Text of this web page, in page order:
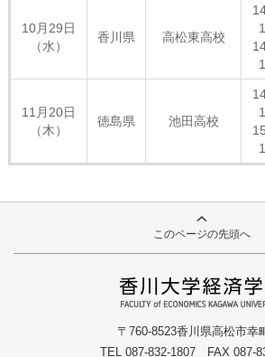
10月29日
（水）
香川県 高松東高校
11月20日
（木）
徳島県 池田高校
このページの先頭へ
〒760-8523香川県高松市幸
TEL 087-832-1807 FAX 087-